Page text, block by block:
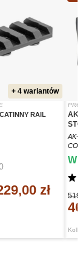
+ 4 wariantów
RAIL
zł
PRO
AK-
AK-
Kolby
W